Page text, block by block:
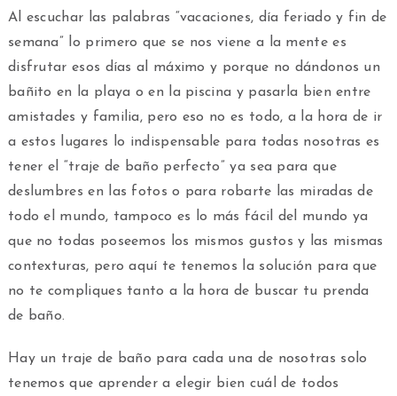
Al escuchar las palabras “vacaciones, día feriado y fin de
semana” lo primero que se nos viene a la mente es
disfrutar esos días al máximo y porque no dándonos un
bañito en la playa o en la piscina y pasarla bien entre
amistades y familia, pero eso no es todo, a la hora de ir
a estos lugares lo indispensable para todas nosotras es
tener el “traje de baño perfecto” ya sea para que
deslumbres en las fotos o para robarte las miradas de
todo el mundo, tampoco es lo más fácil del mundo ya
que no todas poseemos los mismos gustos y las mismas
contexturas, pero aquí te tenemos la solución para que
no te compliques tanto a la hora de buscar tu prenda
de baño.
Hay un traje de baño para cada una de nosotras solo
tenemos que aprender a elegir bien cuál de todos